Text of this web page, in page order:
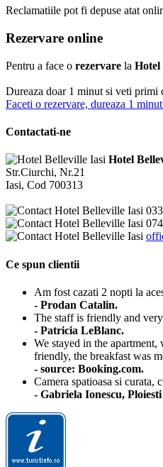
Reclamatiile pot fi depuse atat
Rezervare online
Pentru a face o rezervare la Hotel
Dureaza doar 1 minut si veti primi
Faceti o rezervare, dureaza 1
Contactati-ne
Hotel
Str.Ciurchi, Nr.21
Iasi, Cod 700313
Ce spun clientii
Am fost cazati 2 nopti la
- Prodan Catalin.
The staff is friendly and
- Patricia LeBlanc.
We stayed in the
friendly, the breakfast was
- source: Booking.com.
Camera spatioasa si
- Gabriela Ionescu,